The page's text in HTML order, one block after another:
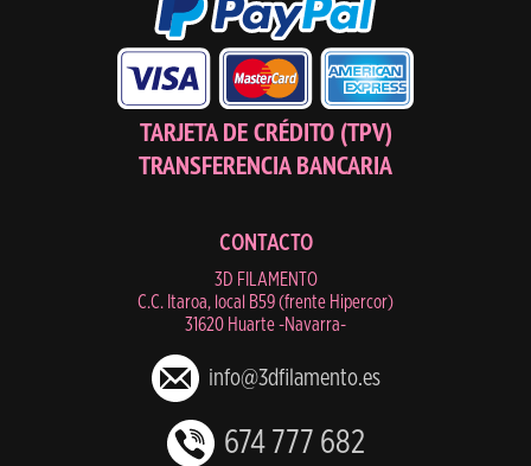
TARJETA DE CRÉDITO (TPV)
TRANSFERENCIA BANCARIA
CONTACTO
3D FILAMENTO
C.C. Itaroa, local B59 (frente Hipercor)
31620 Huarte -Navarra-
info@3dfilamento.es
674 777 682